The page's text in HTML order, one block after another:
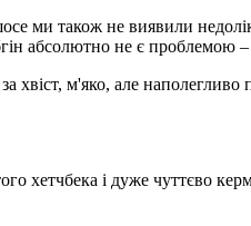
ми також не виявили
абсолютно не є проблемою
м'яко, але
хетчбека і дуже чуттєво